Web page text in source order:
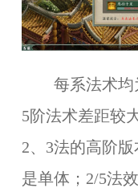
每系法术均
5阶法术差距较
2、3法的高阶
是单体；2/5法